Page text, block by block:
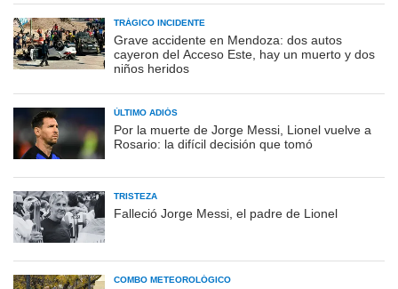
TRÁGICO INCIDENTE
Grave accidente en Mendoza: dos autos
cayeron del Acceso Este, hay un muerto y dos
niños heridos
ÚLTIMO ADIÓS
Por la muerte de Jorge Messi, Lionel vuelve a
Rosario: la difícil decisión que tomó
TRISTEZA
Falleció Jorge Messi, el padre de Lionel
COMBO METEOROLÓGICO